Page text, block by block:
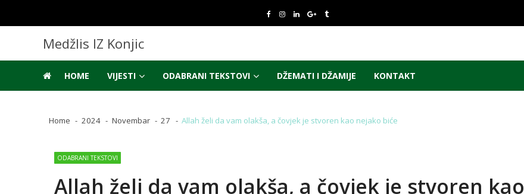
navigation
content
Medžlis IZ Konjic
HOME VIJESTI ODABRANI TEKSTOVI DŽEMATI I DŽAMIJE KONTAKT
Home 2024 Novembar 27 Allah želi da vam olakša, a čovjek je stvoren kao nejako biće
ODABRANI TEKSTOVI
Allah želi da vam olakša, a čovjek je stvoren kao